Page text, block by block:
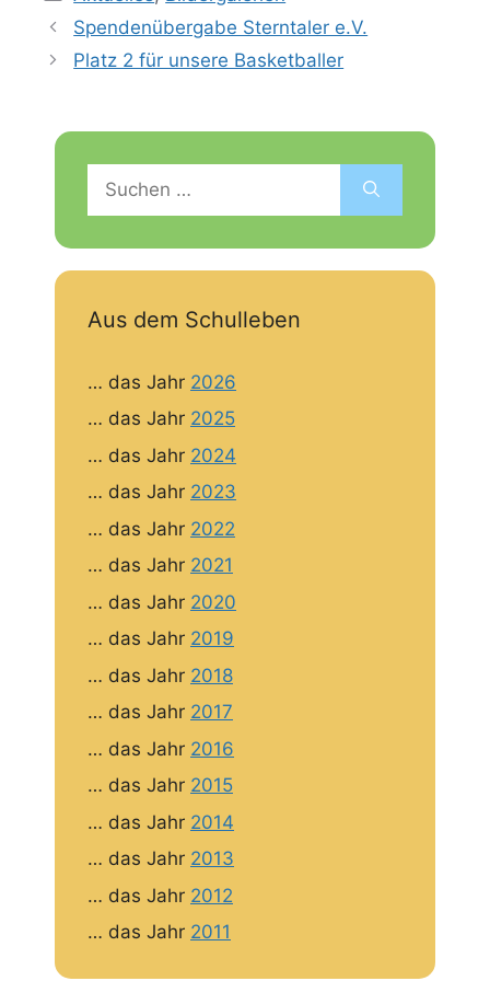
Spendenübergabe Sterntaler e.V.
Platz 2 für unsere Basketballer
nach:
Aus dem Schulleben
… das Jahr 2026
… das Jahr 2025
… das Jahr 2024
… das Jahr 2023
… das Jahr 2022
… das Jahr 2021
… das Jahr 2020
… das Jahr 2019
… das Jahr 2018
… das Jahr 2017
… das Jahr 2016
… das Jahr 2015
… das Jahr 2014
… das Jahr 2013
… das Jahr 2012
… das Jahr 2011